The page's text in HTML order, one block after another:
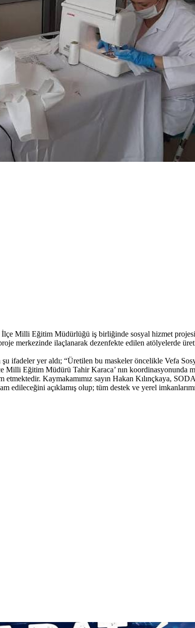
Milli Eğitim Müdürlüğü iş birliğinde sosyal hizmet
merkezinde ilaçlanarak dezenfekte edilen atölyelerde
ifadeler yer aldı; “Üretilen bu maskeler öncelikle Vefa
Milli Eğitim Müdürü Tahir Karaca’ nın koordinasyonunda
Kaymakamımız sayın Hakan Kılınçkaya,
edileceğini açıklamış olup; tüm destek ve yerel